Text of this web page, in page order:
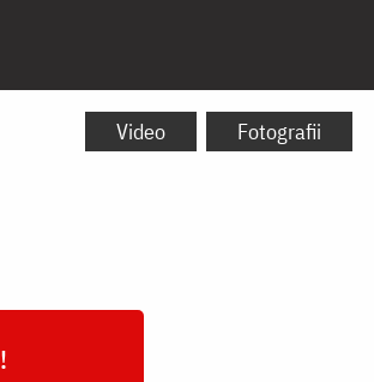
Video Fotografii
!